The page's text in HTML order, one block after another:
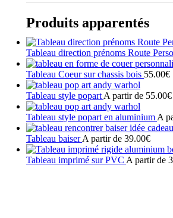
Produits apparentés
Tableau direction prénoms Route
Ce
produit
a
plusieurs
variations.
Les
options
peuvent
être
choisies
Tableau Coeur sur chassis bois 55.00€
Ce
produit
a
plusieurs
variations.
Les
options
peuvent
Tableau style popart A partir de 55.00€
Ce
produit
a
plusieurs
variations.
Les
Tableau style popart en aluminium A
Ce
produit
a
plusieurs
Tableau baiserA partir de 39.00€
Ce
produit
Tableau imprimé sur PVC A partir de